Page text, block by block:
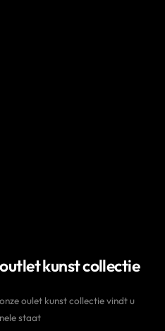
kunst collectie
onze oulet kunst collectie vindt u
staat